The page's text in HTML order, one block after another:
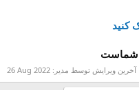
کنید
شماست
آخرین ویرایش توسط مدیر: 26 Aug 2022